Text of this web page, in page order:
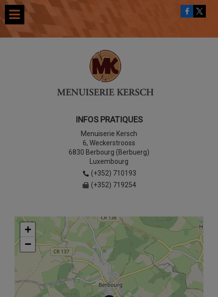
INFOS PRATIQUES
Menuiserie Kersch
6, Weckerstrooss
6830 Berbourg (Berbuerg)
Luxembourg
(+352) 710193
(+352) 719254
+
−
+
−